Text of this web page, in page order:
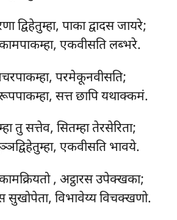
द्विहेतुम्हा, पाका द्वादस जायरे;
एकवीसति लब्भरे.
परमेकूनवीसति;
सत्त छापि यथाक्कमं.
तु सत्तेव, सितम्हा तेरसेरिता;
एकवीसति भावये.
, अट्ठारस उपेक्खका;
सुखोपेता, विभावेय्य विचक्खणो.